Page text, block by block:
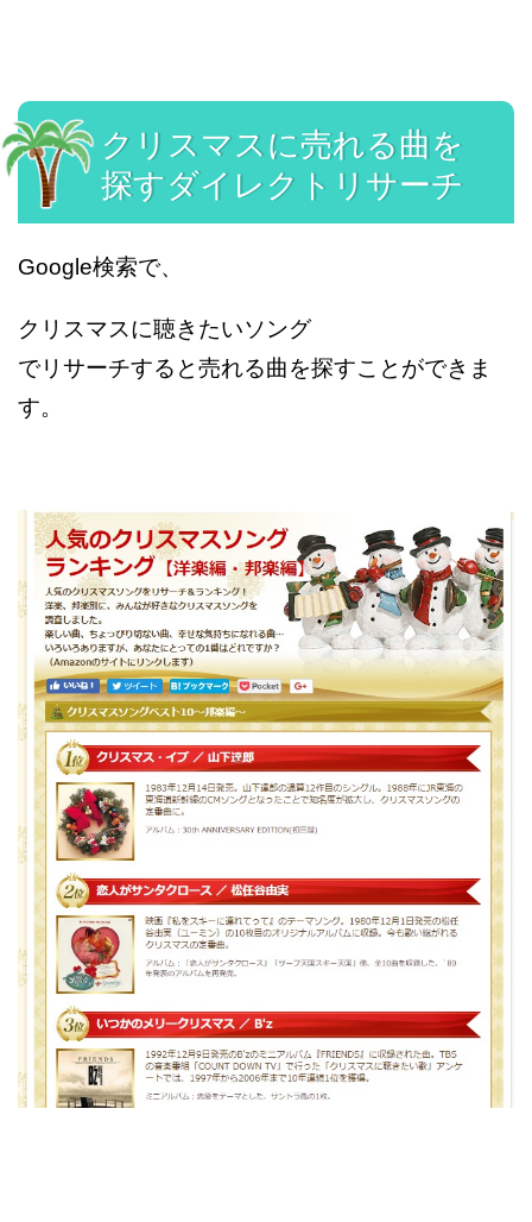
クリスマスに売れる曲を
探すダイレクトリサーチ
Google検索で、
クリスマスに聴きたいソング
でリサーチすると売れる曲を探すことができま
す。